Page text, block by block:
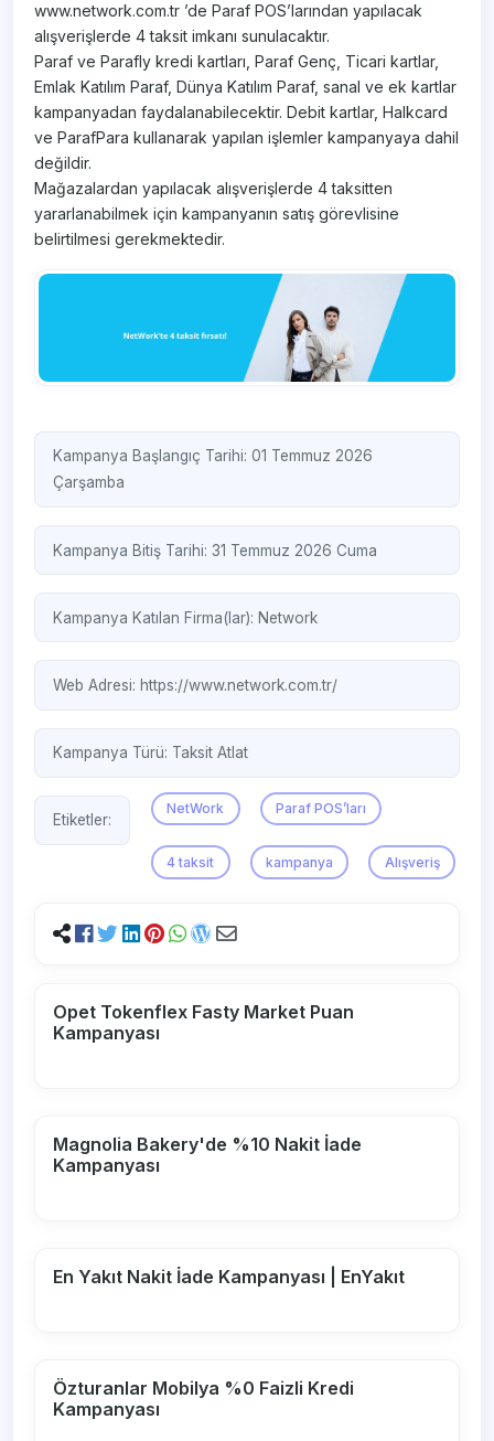
www.network.com.tr ’de Paraf POS’larından yapılacak
alışverişlerde 4 taksit imkanı sunulacaktır.
Paraf ve Parafly kredi kartları, Paraf Genç, Ticari kartlar,
Emlak Katılım Paraf, Dünya Katılım Paraf, sanal ve ek kartlar
kampanyadan faydalanabilecektir. Debit kartlar, Halkcard
ve ParafPara kullanarak yapılan işlemler kampanyaya dahil
değildir.
Mağazalardan yapılacak alışverişlerde 4 taksitten
yararlanabilmek için kampanyanın satış görevlisine
belirtilmesi gerekmektedir.
Kampanya Başlangıç Tarihi: 01 Temmuz 2026
Çarşamba
Kampanya Bitiş Tarihi: 31 Temmuz 2026 Cuma
Kampanya Katılan Firma(lar): Network
Web Adresi: https://www.network.com.tr/
Kampanya Türü: Taksit Atlat
Etiketler:
NetWork Paraf POS’ları
4 taksit kampanya Alışveriş
Opet Tokenflex Fasty Market Puan
Kampanyası
Magnolia Bakery'de %10 Nakit İade
Kampanyası
En Yakıt Nakit İade Kampanyası | EnYakıt
Özturanlar Mobilya %0 Faizli Kredi
Kampanyası